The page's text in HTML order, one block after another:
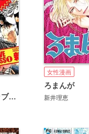
LOVELESS（ラブリス）
女性漫画
ろまんが
新井理恵